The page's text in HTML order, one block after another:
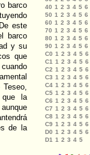
barco
este
barco
y su
que
que la
de la